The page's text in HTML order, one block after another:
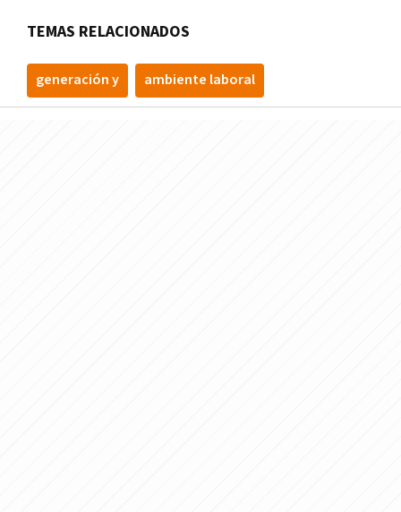
TEMAS RELACIONADOS
generación y ambiente laboral